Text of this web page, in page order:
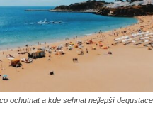
ochutnat a kde sehnat nejlepší degustace